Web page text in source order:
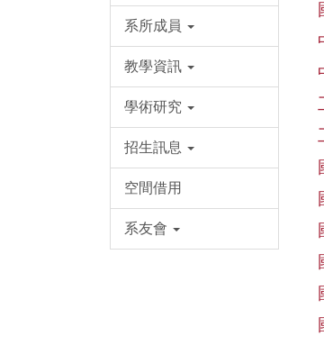
系所成員
教學資訊
學術研究
招生訊息
空間借用
系友會